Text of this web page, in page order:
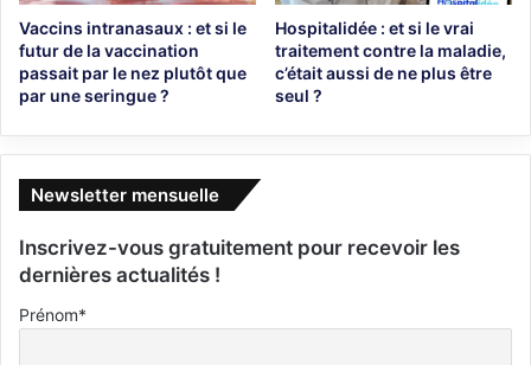
Vaccins intranasaux : et si le
futur de la vaccination
passait par le nez plutôt que
par une seringue ?
Hospitalidée : et si le vrai
traitement contre la maladie,
c’était aussi de ne plus être
seul ?
Newsletter mensuelle
Inscrivez-vous gratuitement pour recevoir les
dernières actualités !
Prénom*